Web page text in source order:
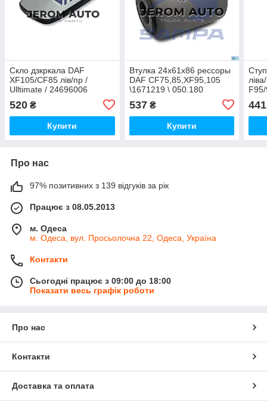
Скло дзкркала DAF
XF105/CF85 лів/пр /
Ulltimate / 24696006
520 ₴
Купити
Втулка 24x61x86 рессоры
DAF CF75,85,XF95,105
\1671219 \ 050.180
537₴
Купити
441
Про нас
97% позитивних з 139 відгуків за рік
Працює з 08.05.2013
м. Одеса
м. Одеса, вул. Просьолочна 22, Одеса, Україна
Контакти
Сьогодні працює з 09:00 до 18:00
Показати весь графік роботи
Про нас
Контакти
Доставка та оплата